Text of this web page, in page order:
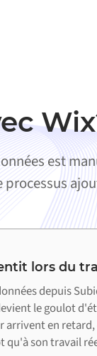
est
processus
lors du
depuis
le goulot
arrivent en
qu'à son travail